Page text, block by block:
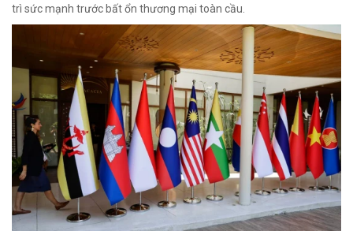
trì sức mạnh trước bất ổn thương mại toàn cầu.